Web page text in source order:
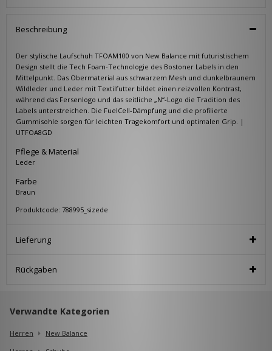
Beschreibung
Der stylische Laufschuh TFOAM100 von New Balance mit futuristischem
Design stellt die Tech Foam-Technologie des Bostoner Labels in den
Mittelpunkt. Das Obermaterial aus schwarzem Mesh und dunkelbraunem
Wildleder und Leder mit Textilfutter bildet einen reizvollen Kontrast,
während das Fersenlogo und das seitliche „N“-Logo die Tradition des
Labels unterstreichen. Die FuelCell-Dämpfung und die profilierte
Gummisohle sorgen für leichten Tragekomfort und optimalen Grip. |
UTFOA8GD
Pflege & Material
Leder
Farbe
Braun
Produktcode: 788995_sizede
Lieferung
Rückgaben
Verwandte Kategorien
Herren
New Balance